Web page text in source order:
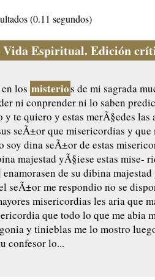
(0.11 segundos)
Vida Espiritual. Edición
los misterios de mi sagrada
ni conprender ni lo saben
y te quiero y estas merÃ§edes las
seÃ±or que misericordias y que
soy dina seÃ±or de estas
majestad yÃ§iese estas mise-
de su dibina
seÃ±or me respondio no se
misericordias les aria que
que todo lo que me abia
y tinieblas me lo mostro
confesor lo...